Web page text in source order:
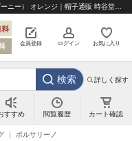
会員登録 ログイン お気に入り
検索 詳しく探す
すすめ 閲覧履歴 カート確認
ボルサリーノ